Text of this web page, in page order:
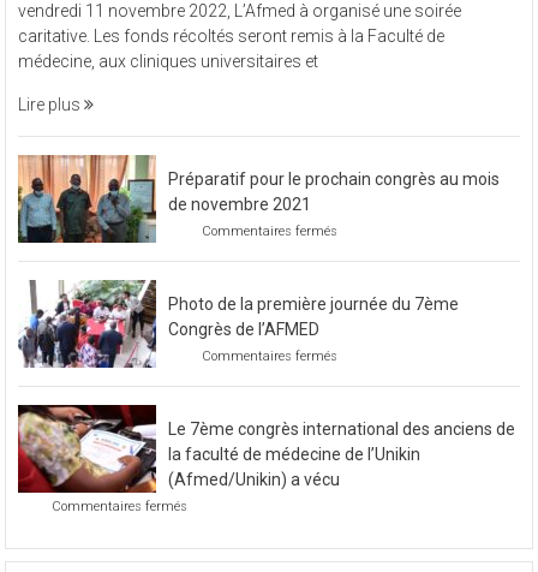
à
organisé
une
vendredi 11 novembre 2022, L’Afmed à organisé une soirée
caritative. Les fonds récoltés seront remis à la Faculté de
médecine, aux cliniques universitaires et
Lire plus
Préparatif pour le prochain congrès au mois
de novembre 2021
Commentaires fermés
prochain
de
2021
Photo de la première journée du 7ème
Congrès de l’AFMED
Commentaires fermés
première
journée
7ème
l’AFMED
Le 7ème congrès international des anciens de
la faculté de médecine de l’Unikin
(Afmed/Unikin) a vécu
Commentaires fermés
congrès